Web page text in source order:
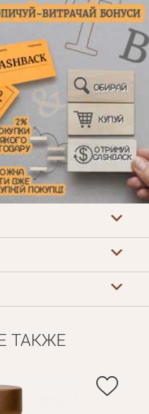
ТАКЖЕ
письмо с сылкой для